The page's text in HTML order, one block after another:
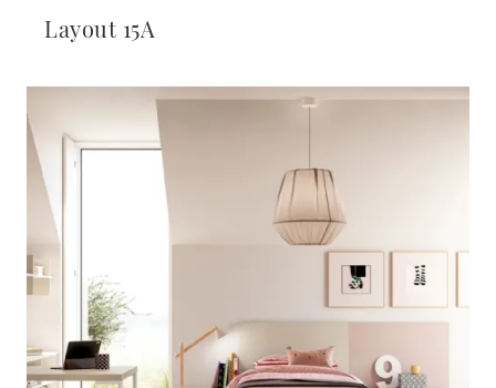
Layout 15A